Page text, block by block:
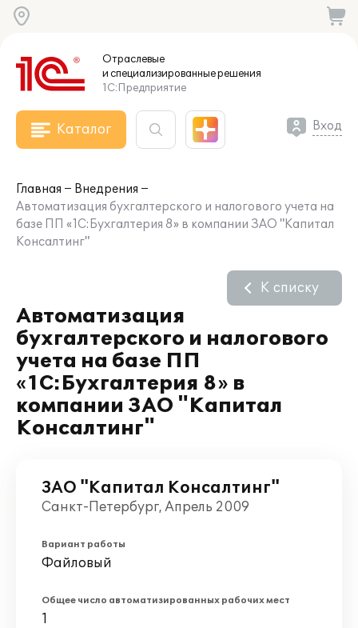
Отраслевые
и специализированныерешения
1С:Предприятие
Каталог Вход
Главная
Внедрения
Автоматизация бухгалтерского и налогового учета на
базе ПП «1C:Бухгалтерия 8» в компании ЗАО "Капитал
Консалтинг"
Автоматизация
бухгалтерского и налогового
учета на базе ПП
«1C:Бухгалтерия 8» в
компании ЗАО "Капитал
Консалтинг"
К списку
ЗАО "Капитал Консалтинг"
Санкт-Петербург, Апрель 2009
Вариант работы
Файловый
Общее число автоматизированных рабочих мест
1